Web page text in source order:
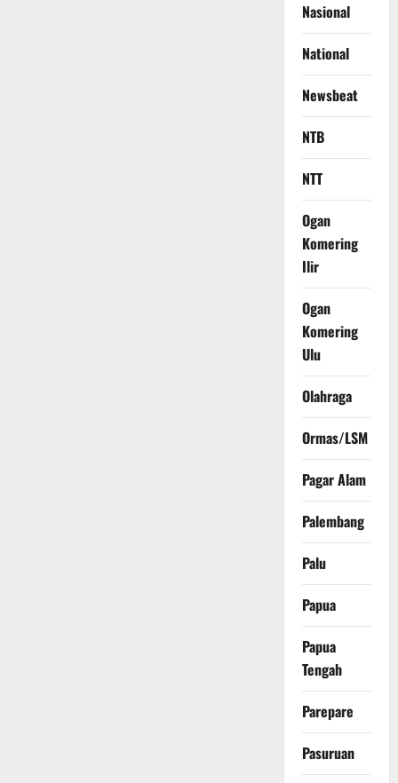
Nasional
National
Newsbeat
NTB
NTT
Ogan
Komering
Ilir
Ogan
Komering
Ulu
Olahraga
Ormas/LSM
Pagar Alam
Palembang
Palu
Papua
Papua
Tengah
Parepare
Pasuruan